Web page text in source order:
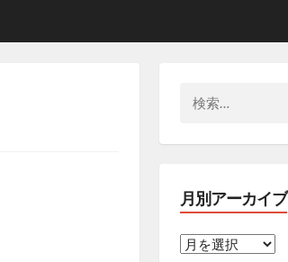
索:
月別アーカイブ
月